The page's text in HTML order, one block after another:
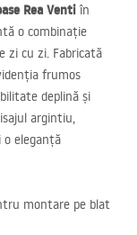
Rea Venti în
o combinație
zi cu zi. Fabricată
frumos
deplină și
argintiu,
o eleganță
montare pe blat